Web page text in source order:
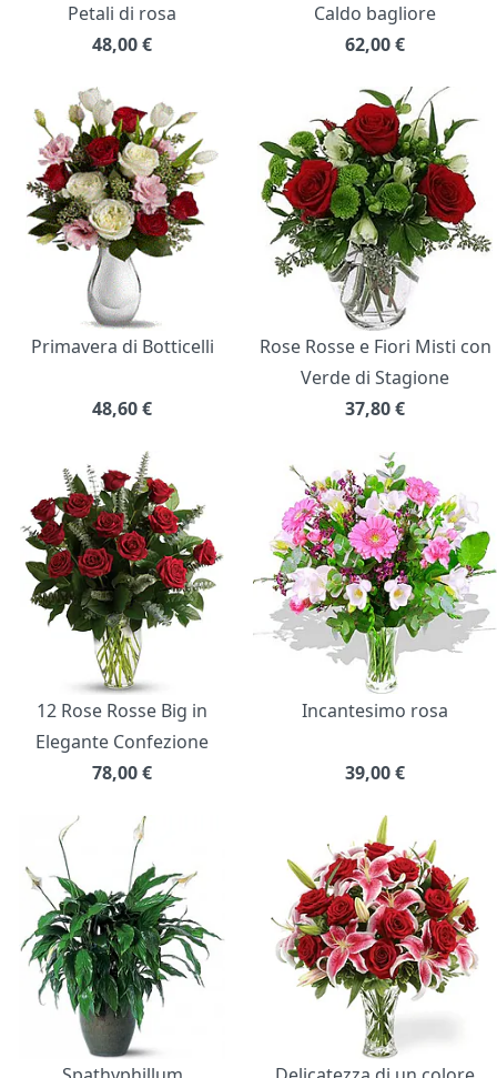
Petali di rosa
48,00€
Caldo bagliore
62,00€
Primavera di Botticelli
48,60€
Rose Rosse e Fiori Misti con
Verde di Stagione
37,80€
12 Rose Rosse Big in
Elegante Confezione
78,00€
Incantesimo rosa
39,00€